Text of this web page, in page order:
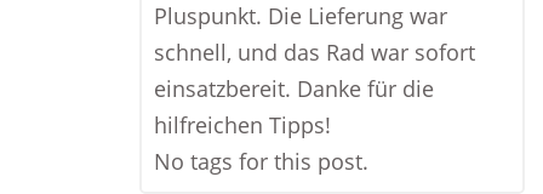
Pluspunkt. Die Lieferung war
schnell, und das Rad war sofort
einsatzbereit. Danke für die
hilfreichen Tipps!
No tags for this post.